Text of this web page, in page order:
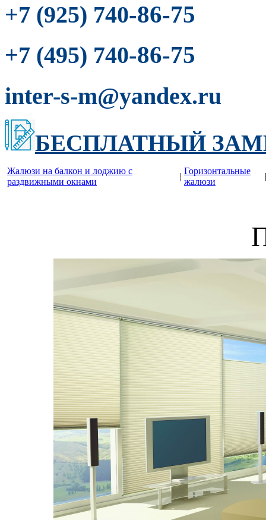
+7 (925) 740-86-75
+7 (495) 740-86-75
inter-s-m@yandex.ru
БЕСПЛАТНЫЙ
Жалюзи на балкон и лоджию c
раздвижными окнами
|
Горизонтальные
жалюзи
|